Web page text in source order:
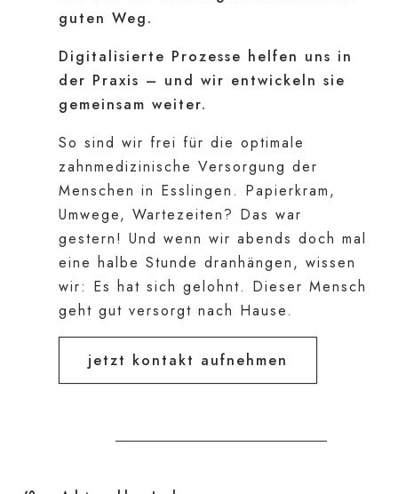
guten Weg.
Digitalisierte Prozesse helfen uns in
der Praxis – und wir entwickeln sie
gemeinsam weiter.
So sind wir frei für die optimale
zahnmedizinische Versorgung der
Menschen in Esslingen. Papierkram,
Umwege, Wartezeiten? Das war
gestern! Und wenn wir abends doch mal
eine halbe Stunde dranhängen, wissen
wir: Es hat sich gelohnt. Dieser Mensch
geht gut versorgt nach Hause.
jetzt kontakt aufnehmen